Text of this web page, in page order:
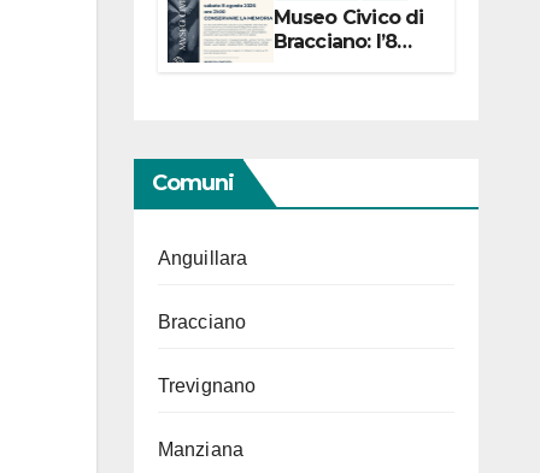
Museo Civico di
Bracciano: l’8
Comuni
Anguillara
Bracciano
Trevignano
Manziana